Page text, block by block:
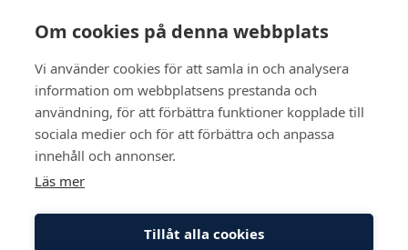
Österögatan 2
info@inkom.se
Org.nr: 556111-8505
Om cookies på denna webbplats
Vi använder cookies för att samla in och analysera
information om webbplatsens prestanda och
användning, för att förbättra funktioner kopplade till
sociala medier och för att förbättra och anpassa
innehåll och annonser.
Läs mer
Tillåt alla cookies